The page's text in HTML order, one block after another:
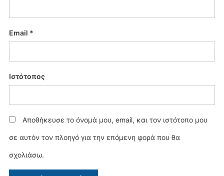
Email *
Ιστότοπος
Αποθήκευσε το όνομά μου, email, και τον ιστότοπο μου
σε αυτόν τον πλοηγό για την επόμενη φορά που θα
σχολιάσω.